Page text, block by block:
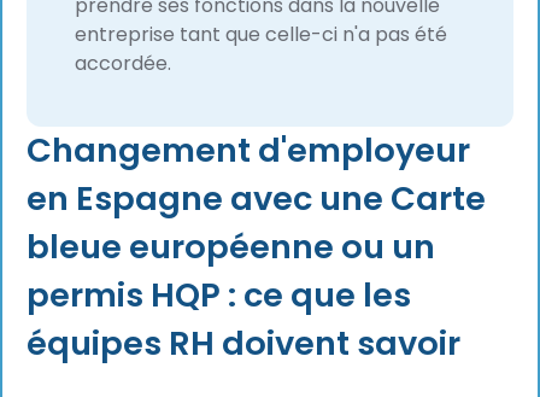
entreprise tant que celle-ci n'a pas été
accordée.
Changement d'employeur
en Espagne avec une Carte
bleue européenne ou un
permis HQP : ce que les
équipes RH doivent savoir